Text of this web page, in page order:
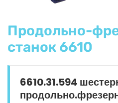
Продольно-
станок 6610
6610.31.594